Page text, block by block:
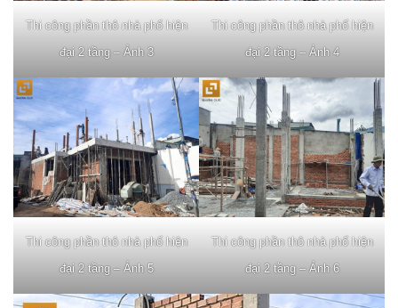
Thi công phần thô nhà phố hiện
đại 2 tầng – Ảnh 3
Thi công phần thô nhà phố hiện
đại 2 tầng – Ảnh 4
Thi công phần thô nhà phố hiện
đại 2 tầng – Ảnh 5
Thi công phần thô nhà phố hiện
đại 2 tầng – Ảnh 6